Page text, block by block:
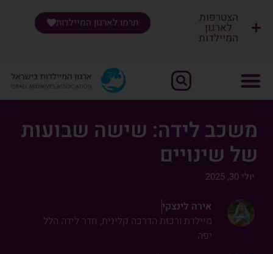
בְּאֲתָר
"נָגִישׁ
בִּקְלִיק"
הַמְּסַיַּעַת
לִנְגִישׁוּת
הצטרפות
לארגון
המיילדות
תרמו לארגון המיילדות
משכב לידה: שישה שבועות
של שינויים
יולי 30, 2025
אירה לינצקי
מיילדת ורכזת הדרכה קלינית, חדר לידה הלל
יפה